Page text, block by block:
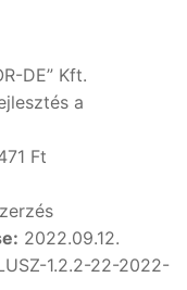
DE” Kft.
a
Ft
2022.09.12.
1.2.2-22-2022-